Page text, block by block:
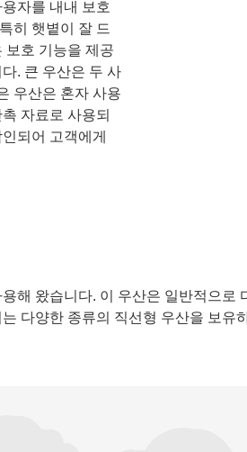
자를 내내 보호
히 햇볕이 잘 드
보호 기능을 제공
. 큰 우산은 두 사
우산은 혼자 사용
자료로 사용되
되어 고객에게
해 왔습니다. 이 우산은 일반적으
다양한 종류의 직선형 우산을 보